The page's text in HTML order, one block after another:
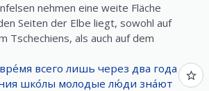
nehmen eine weite Fläche
Seiten der Elbe liegt, sowohl auf
Tschechiens, als auch auf dem
вре́мя всего лишь через два года
шко́лы молодые лю́ди зна́ют